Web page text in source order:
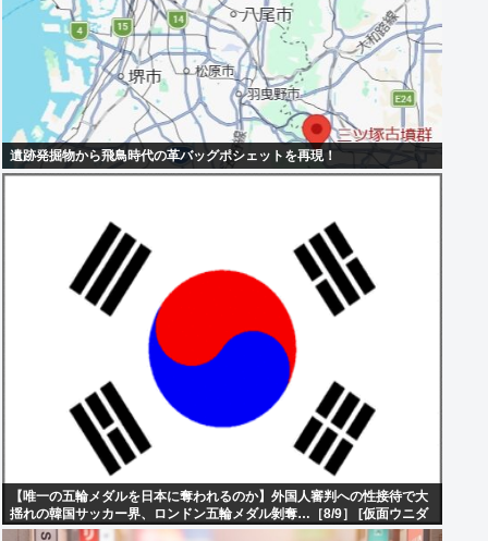
遺跡発掘物から飛鳥時代の革バッグポシェットを再現！
【唯一の五輪メダルを日本に奪われるのか】外国人審判への性接待で大
揺れの韓国サッカー界、ロンドン五輪メダル剝奪…［8/9］ [仮面ウニダ
ー★]